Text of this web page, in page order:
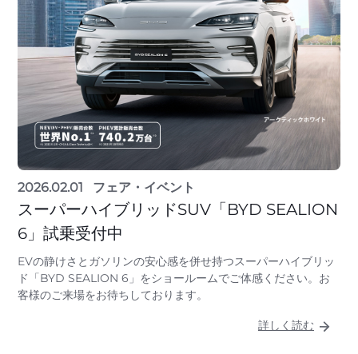
2026.02.01 フェア・イベント
スーパーハイブリッドSUV「BYD SEALION
6」試乗受付中
EVの静けさとガソリンの安心感を併せ持つスーパーハイブリッ
ド「BYD SEALION 6」をショールームでご体感ください。お
客様のご来場をお待ちしております。
詳しく読む